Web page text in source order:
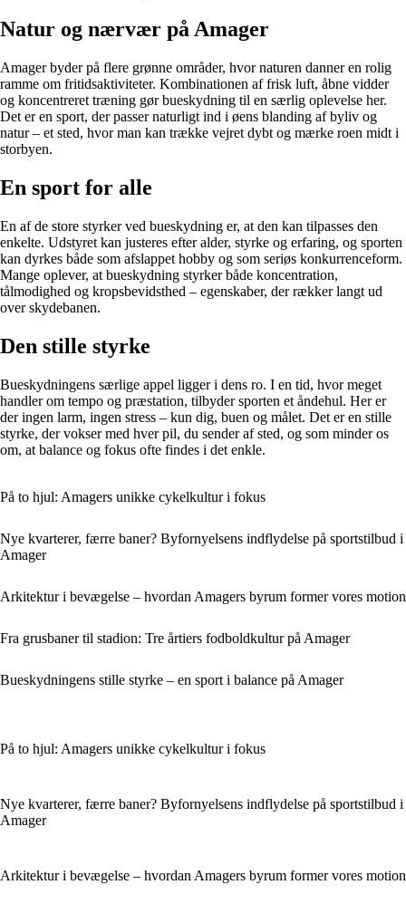
Natur og nærvær på Amager
Amager byder på flere grønne områder, hvor naturen danner en rolig
ramme om fritidsaktiviteter. Kombinationen af frisk luft, åbne vidder
og koncentreret træning gør bueskydning til en særlig oplevelse her.
Det er en sport, der passer naturligt ind i øens blanding af byliv og
natur – et sted, hvor man kan trække vejret dybt og mærke roen midt i
storbyen.
En sport for alle
En af de store styrker ved bueskydning er, at den kan tilpasses den
enkelte. Udstyret kan justeres efter alder, styrke og erfaring, og sporten
kan dyrkes både som afslappet hobby og som seriøs konkurrenceform.
Mange oplever, at bueskydning styrker både koncentration,
tålmodighed og kropsbevidsthed – egenskaber, der rækker langt ud
over skydebanen.
Den stille styrke
Bueskydningens særlige appel ligger i dens ro. I en tid, hvor meget
handler om tempo og præstation, tilbyder sporten et åndehul. Her er
der ingen larm, ingen stress – kun dig, buen og målet. Det er en stille
styrke, der vokser med hver pil, du sender af sted, og som minder os
om, at balance og fokus ofte findes i det enkle.
På to hjul: Amagers unikke cykelkultur i fokus
Nye kvarterer, færre baner? Byfornyelsens indflydelse på sportstilbud i
Amager
Arkitektur i bevægelse – hvordan Amagers byrum former vores motion
Fra grusbaner til stadion: Tre årtiers fodboldkultur på Amager
Bueskydningens stille styrke – en sport i balance på Amager
På to hjul: Amagers unikke cykelkultur i fokus
Nye kvarterer, færre baner? Byfornyelsens indflydelse på sportstilbud i
Amager
Arkitektur i bevægelse – hvordan Amagers byrum former vores motion